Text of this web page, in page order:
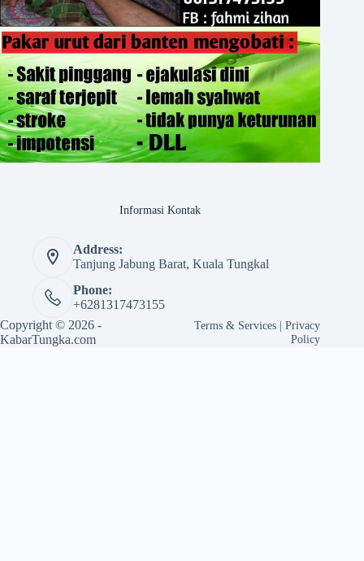
Informasi Kontak
Address:
Tanjung Jabung Barat, Kuala Tungkal
Phone:
+6281317473155
Copyright © 2026 -
KabarTungka.com
Terms & Services |Privacy
Policy